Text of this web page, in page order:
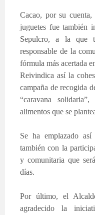
Cacao, por su
juguetes fue también
Sepulcro, a la que
responsable de la
fórmula más acertada
Reivindica así la
campaña de recogida
“caravana
alimentos que se
Se ha emplazado
también con la
y comunitaria que
días.
Por último, el
agradecido la